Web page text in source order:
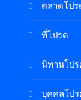
ตลาดโป
ที่โปรด
นิทานโปร
บุคคลโปร